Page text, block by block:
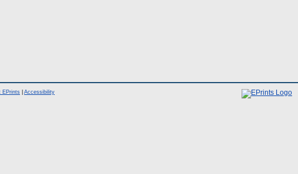
EPrints Accessibility